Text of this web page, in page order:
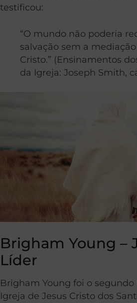
testificou:
“O mundo não poderia
salvação sem a
Cristo.” (Ensinamentos
da Igreja: Joseph Smith,
Brigham Young –
Líder
Brigham Young foi o
Igreja de Jesus Cristo dos